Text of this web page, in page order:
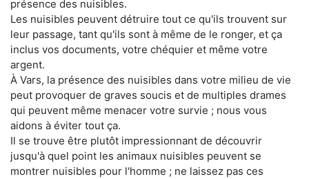
présence des nuisibles.
Les nuisibles peuvent détruire tout ce qu'ils trouvent sur
leur passage, tant qu'ils sont à même de le ronger, et ça
inclus vos documents, votre chéquier et même votre
argent.
À Vars, la présence des nuisibles dans votre milieu de vie
peut provoquer de graves soucis et de multiples drames
qui peuvent même menacer votre survie ; nous vous
aidons à éviter tout ça.
Il se trouve être plutôt impressionnant de découvrir
jusqu'à quel point les animaux nuisibles peuvent se
montrer nuisibles pour l'homme ; ne laissez pas ces